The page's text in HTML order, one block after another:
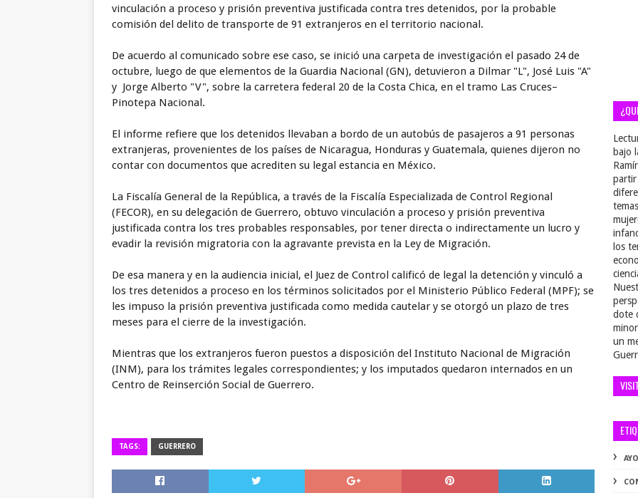
vinculación a proceso y prisión preventiva justificada contra tres detenidos, por la probable
comisión del delito de transporte de 91 extranjeros en el territorio nacional.
De acuerdo al comunicado sobre ese caso, se inició una carpeta de investigación el pasado 24 de
octubre, luego de que elementos de la Guardia Nacional (GN), detuvieron a Dilmar "L", José Luis "A"
y Jorge Alberto "V", sobre la carretera federal 20 de la Costa Chica, en el tramo Las Cruces–
Pinotepa Nacional.
El informe refiere que los detenidos llevaban a bordo de un autobús de pasajeros a 91 personas
extranjeras, provenientes de los países de Nicaragua, Honduras y Guatemala, quienes dijeron no
contar con documentos que acrediten su legal estancia en México.
La Fiscalía General de la República, a través de la Fiscalía Especializada de Control Regional
(FECOR), en su delegación de Guerrero, obtuvo vinculación a proceso y prisión preventiva
justificada contra los tres probables responsables, por tener directa o indirectamente un lucro y
evadir la revisión migratoria con la agravante prevista en la Ley de Migración.
De esa manera y en la audiencia inicial, el Juez de Control calificó de legal la detención y vinculó a
los tres detenidos a proceso en los términos solicitados por el Ministerio Público Federal (MPF); se
les impuso la prisión preventiva justificada como medida cautelar y se otorgó un plazo de tres
meses para el cierre de la investigación.
Mientras que los extranjeros fueron puestos a disposición del Instituto Nacional de Migración
(INM), para los trámites legales correspondientes; y los imputados quedaron internados en un
Centro de Reinserción Social de Guerrero.
TAGS: GUERRERO
bajo
partir
los
dote
un